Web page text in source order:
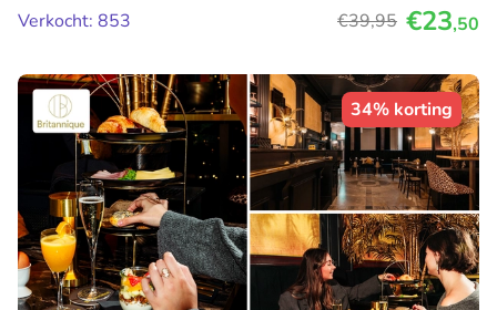
Verkocht: 853
€39,95 €23,50
34% korting